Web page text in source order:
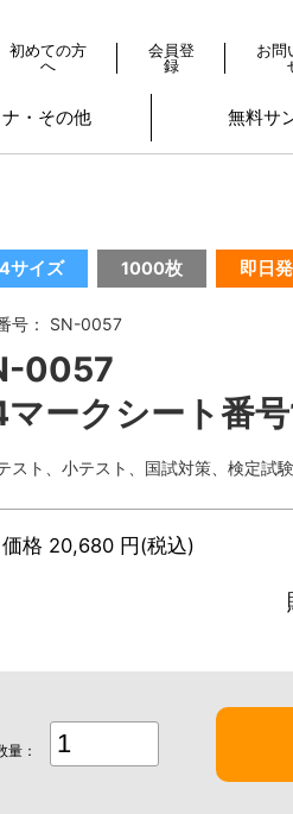
初めての方
へ
会員登
録
お問
・その他 無料サ
サイズ 1000枚 即日
号： SN-0057
0057
ークシート番
スト、小テスト、国試対策、検定試
格 20,680 円(税込)
量：